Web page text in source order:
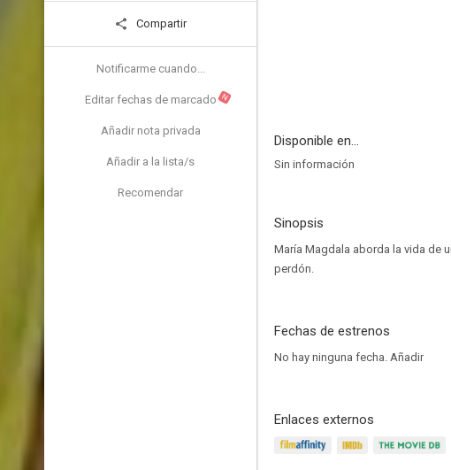
Compartir
Notificarme cuando...
Editar fechas de marcado N
Añadir nota privada
Añadir a la lista/s
Recomendar
Disponible en...
Sin información
Sinopsis
María Magdala aborda la vida de
perdón.
Fechas de estrenos
No hay ninguna fecha. Añadir
Enlaces externos